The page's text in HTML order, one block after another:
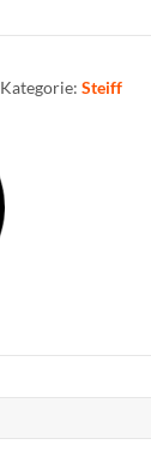
Kategorie: Steiff